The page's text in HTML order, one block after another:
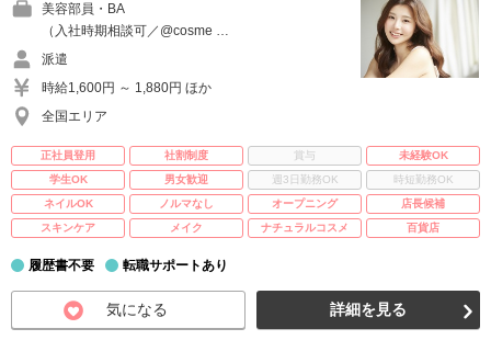
美容部員・BA
（入社時期相談可／@cosme …
派遣
時給1,600円 ～ 1,880円 ほか
全国エリア
正社員登用 社割制度 賞与
未経験OK
学生OK
男女歓迎 週3日勤務OK
時短勤務OK
ネイルOK
ノルマなし オープニング
店長候補
スキンケア
メイク ナチュラルコスメ 百貨店
履歴書不要 転職サポートあり
気になる 詳細を見る